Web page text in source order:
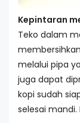
Kepintaran
Teko dalam
melalui pipa
juga dapat
kopi sudah
selesai